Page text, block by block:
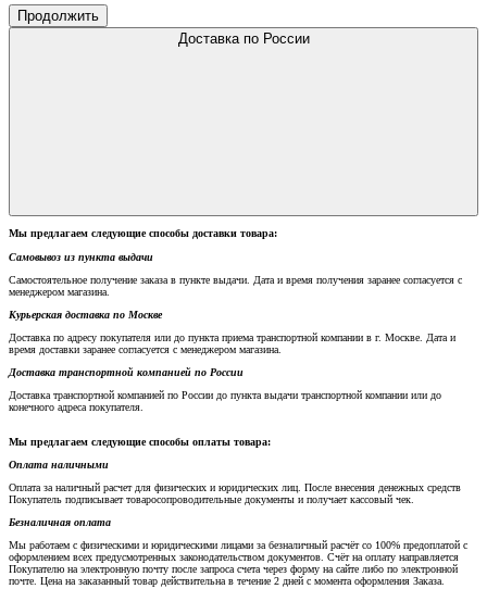
Продолжить
Доставка по России
Мы предлагаем следующие способы доставки товара:
Самовывоз из пункта выдачи
Самостоятельное получение заказа в пункте выдачи. Дата и время получения заранее согласуется с
менеджером магазина.
Курьерская доставка по Москве
Доставка по адресу покупателя или до пункта приема транспортной компании в г. Москве. Дата и
время доставки заранее согласуется с менеджером магазина.
Доставка транспортной компанией по России
Доставка транспортной компанией по России до пункта выдачи транспортной компании или до
конечного адреса покупателя.
Мы предлагаем следующие способы оплаты товара:
Оплата наличными
Оплата за наличный расчет для физических и юридических лиц. После внесения денежных средств
Покупатель подписывает товаросопроводительные документы и получает кассовый чек.
Безналичная оплата
Мы работаем с физическими и юридическими лицами за безналичный расчёт со 100% предоплатой с
оформлением всех предусмотренных законодательством документов. Счёт на оплату направляется
Покупателю на электронную почту после запроса счета через форму на сайте либо по электронной
почте. Цена на заказанный товар действительна в течение 2 дней с момента оформления Заказа.